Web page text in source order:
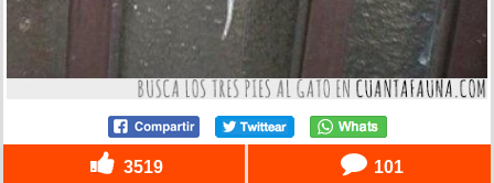
3519 101